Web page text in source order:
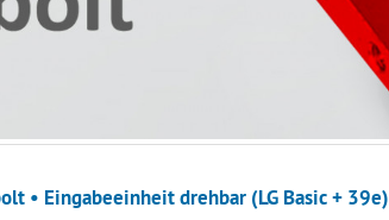
• Eingabeeinheit drehbar (LG Basic + 39e)